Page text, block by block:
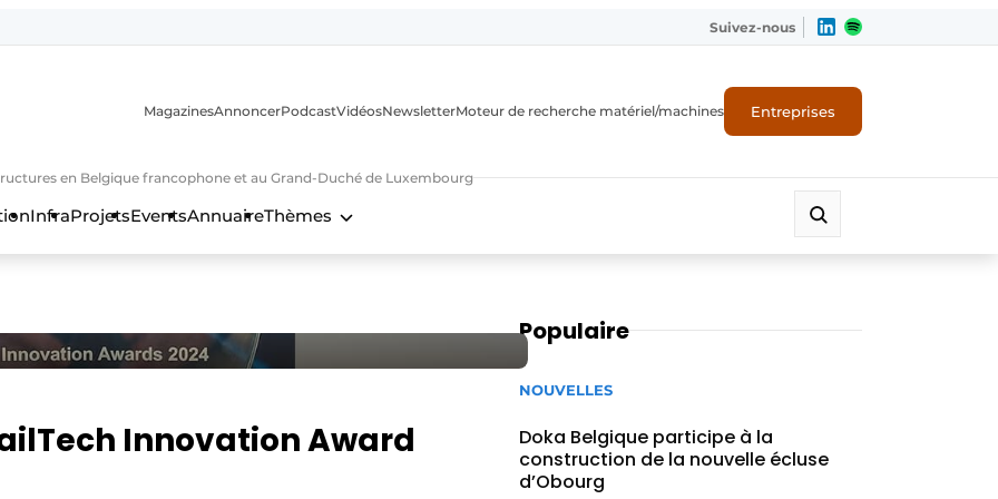
Suivez-nous
en Belgique francophone et au Grand-Duché de Luxembourg
MagazinesAnnoncerPodcastVidéosNewsletterMoteur de recherche matériel/machines Entreprises
InfraProjetsEventsAnnuaireThèmes
Innovation Award
Populaire
NOUVELLES
Doka Belgique participe à la
construction de la nouvelle écluse
d’Obourg